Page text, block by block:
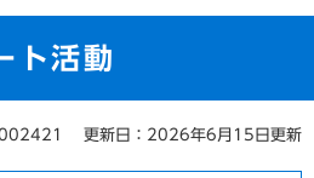
ト活動
更新日：2026年6月15日更新